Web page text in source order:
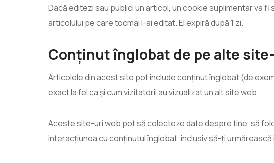
Dacă editezi sau publici un articol, un cookie suplimentar va
articolului pe care tocmai l-ai editat. El expiră după 1 zi.
Conținut înglobat de pe alte
Articolele din acest site pot include conținut înglobat (de
exact la fel ca și cum vizitatorii au vizualizat un alt site web.
Aceste site-uri web pot să colecteze date despre tine, să
interacțiunea cu conținutul înglobat, inclusiv să-ți